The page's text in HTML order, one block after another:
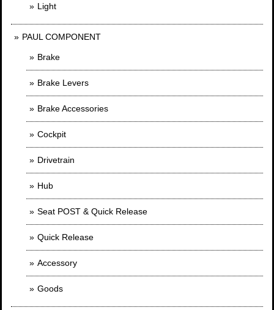
Light
PAUL COMPONENT
Brake
Brake Levers
Brake Accessories
Cockpit
Drivetrain
Hub
Seat POST & Quick Release
Quick Release
Accessory
Goods